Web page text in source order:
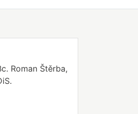
Roman Štěrba,